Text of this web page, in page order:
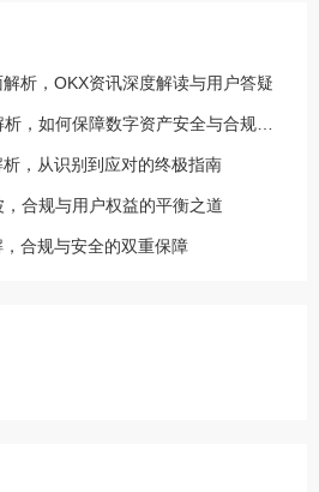
析，OKX资讯深度解读与用户答疑
，从识别到应对的终极指南
合规与用户权益的平衡之道
合规与安全的双重保障